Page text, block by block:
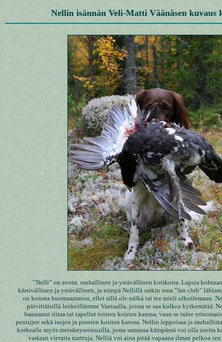
Nellin isännän Veli-Matti Väänäsen kuvaus
-
”Nelli” on avoin, rauhallinen ja ystävällinen kotikoira. Lapsia
kärsivällinen ja ystävällinen, ja niinpä Nellillä onkin oma ”fan club”
on kotona huomaamaton, ellei sillä ole nälkä tai tee mieli ulkoilemaan.
päivittäisillä lenkeillämme Vantaalla, joissa se saa kulkea kytkemättä.
haastanut riitaa tai tapellut toisten koirien kanssa, vaan se tulee
pentujen sekä isojen ja pienien koirien kanssa. Nellin leppoisaa ja
korkealle myös metsästysreissuilla, jossa samassa kämpässä voi olla useita
vastaan vieraita narttuja. Nelliä voi aina pitää vapaana ilman pelkoa